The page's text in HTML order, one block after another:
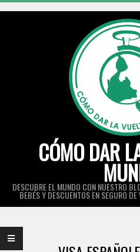
CÓMO DAR
DESCUBRE EL MUNDO CON NUESTRO
BEBÉS Y DESCUENTOS EN SEGURO
Navigation